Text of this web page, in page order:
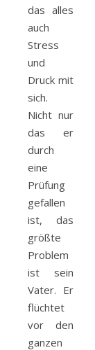
das alles
auch
Stress
und
Druck mit
sich.
Nicht nur
das er
durch
eine
Prüfung
gefallen
ist, das
größte
Problem
ist sein
Vater. Er
flüchtet
vor den
ganzen